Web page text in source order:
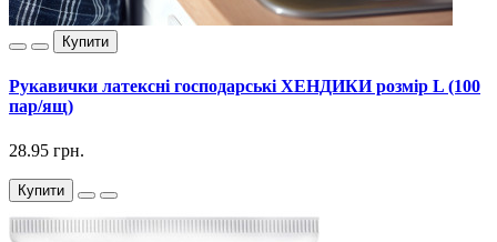
Купити
Рукавички латексні господарські ХЕНДИКИ розмір L (100
пар/ящ)
28.95 грн.
Купити